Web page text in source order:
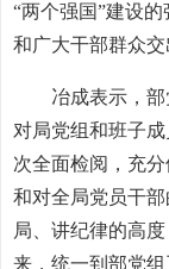
“两个强国”建设
和广大干部群众交
冶成表示，
对局党组和班子
次全面检阅，充
和对全局党员干
局、讲纪律的高
来，统一到部党